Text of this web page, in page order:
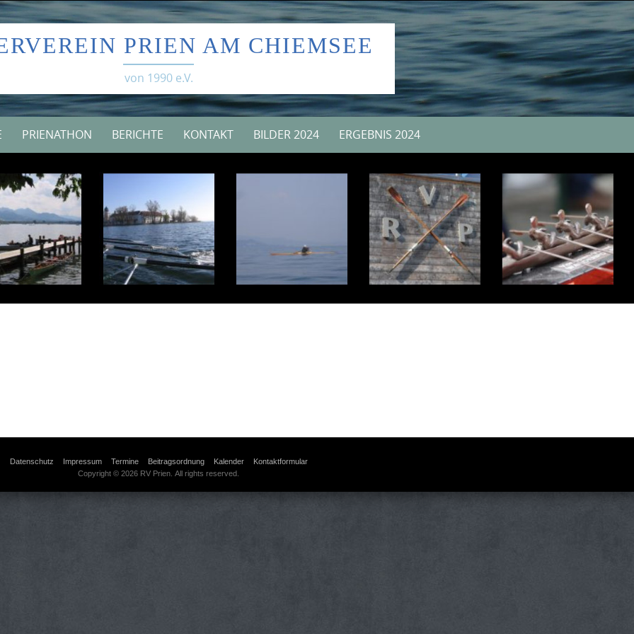
PRIEN AM CHIEMSEE
von 1990 e.V.
PRIENATHON BERICHTE KONTAKT BILDER 2024 ERGEBNIS 2024
Datenschutz Impressum Termine Beitragsordnung Kalender
Kontaktformular
Copyright © 2026 RV Prien. All rights reserved.